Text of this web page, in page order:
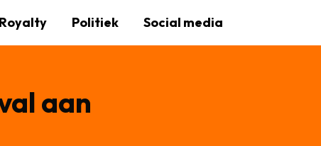
Royalty Politiek Social media
aan